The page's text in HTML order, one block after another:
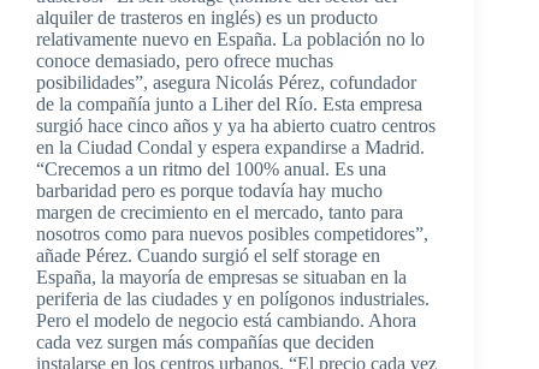
alquiler de trasteros en inglés) es un producto
relativamente nuevo en España. La población no lo
conoce demasiado, pero ofrece muchas
posibilidades”, asegura Nicolás Pérez, cofundador
de la compañía junto a Liher del Río. Esta empresa
surgió hace cinco años y ya ha abierto cuatro centros
en la Ciudad Condal y espera expandirse a Madrid.
“Crecemos a un ritmo del 100% anual. Es una
barbaridad pero es porque todavía hay mucho
margen de crecimiento en el mercado, tanto para
nosotros como para nuevos posibles competidores”,
añade Pérez. Cuando surgió el self storage en
España, la mayoría de empresas se situaban en la
periferia de las ciudades y en polígonos industriales.
Pero el modelo de negocio está cambiando. Ahora
cada vez surgen más compañías que deciden
instalarse en los centros urbanos. “El precio cada vez